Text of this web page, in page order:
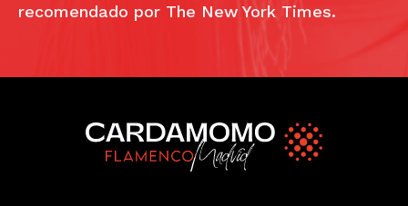
recomendado por The New York Times.